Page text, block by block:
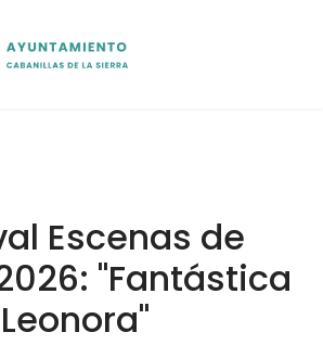
Escenas de
"Fantástica
Leonora"